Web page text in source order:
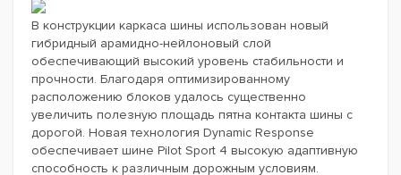
В конструкции каркаса шины использован новый
гибридный арамидно-нейлоновый слой
обеспечивающий высокий уровень стабильности и
прочности. Благодаря оптимизированному
расположению блоков удалось существенно
увеличить полезную площадь пятна контакта шины с
дорогой. Новая технология Dynamic Response
обеспечивает шине Pilot Sport 4 высокую адаптивную
способность к различным дорожным условиям.